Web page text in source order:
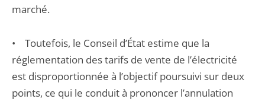
marché.
• Toutefois, le Conseil d’État estime que la
réglementation des tarifs de vente de l’électricité
est disproportionnée à l’objectif poursuivi sur deux
points, ce qui le conduit à prononcer l’annulation